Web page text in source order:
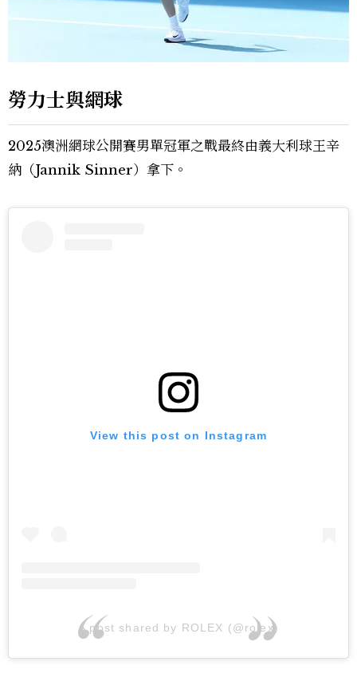
勞力士與網球
2025澳洲網球公開賽男單冠軍之戰最終由義大利球王辛
納（Jannik Sinner）拿下。
View this post on Instagram
A post shared by ROLEX (@rolex)